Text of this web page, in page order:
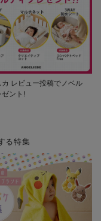
カ レビュー投稿でノベル
ゼント!
る特集